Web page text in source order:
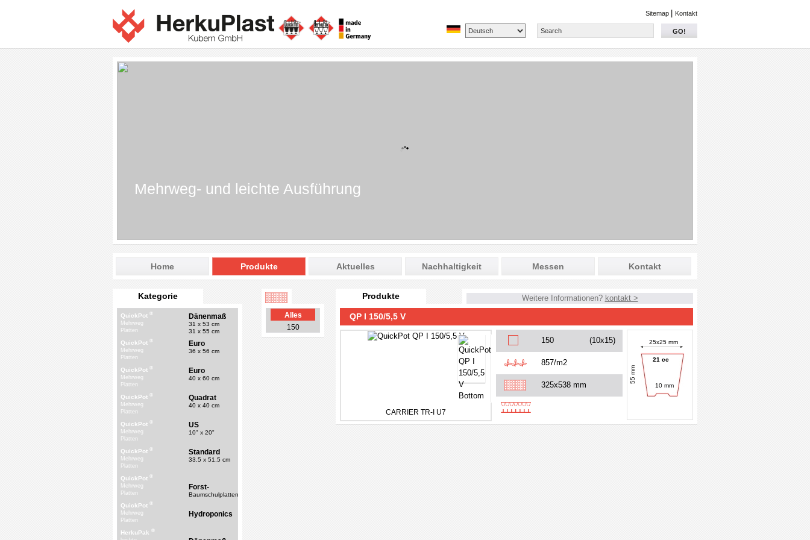
Sitemap Kontakt
GO!
Mehrweg- und leichte Ausführung
Home Produkte Aktuelles Nachhaltigkeit Messen Kontakt
Kategorie
QuickPot ®
Mehrweg
Platten
Dänenmaß
31 x 53 cm
31 x 55 cm
QuickPot ®
Mehrweg
Platten
Euro
36 x 56 cm
QuickPot ®
Mehrweg
Platten
Euro
40 x 60 cm
QuickPot ®
Mehrweg
Platten
Quadrat
40 x 40 cm
QuickPot ®
Mehrweg
Platten
US
10" x 20"
QuickPot ®
Mehrweg
Platten
Standard
33.5 x 51.5 cm
QuickPot ®
Mehrweg
Platten
Forst-
Baumschulplatten
QuickPot ®
Mehrweg
Platten
Hydroponics
HerkuPak ®
Alles
150
Produkte Weitere Informationen? kontakt >
QP I 150/5,5 V
CARRIER TR-I U7
150 (10x15)
857/m2
325x538 mm
25x25 mm
55 mm
21 cc
10 mm